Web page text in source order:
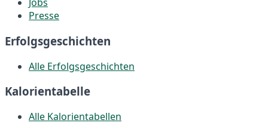
Presse
Erfolgsgeschichten
Alle Erfolgsgeschichten
Kalorientabelle
Alle Kalorientabellen